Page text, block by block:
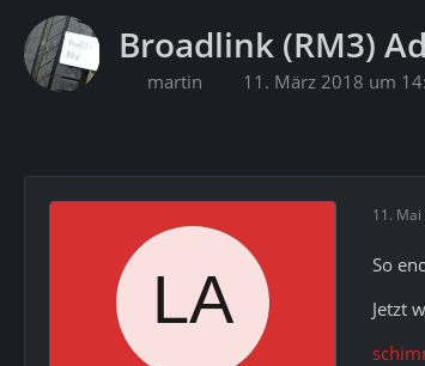
Broadlink (RM3)
martin 11. März 2018 um
11.
So
Jetzt